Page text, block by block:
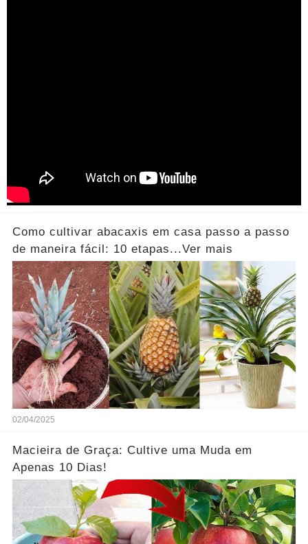
Como cultivar abacaxis em casa passo a passo
de maneira fácil: 10 etapas...Ver mais
02/04/2025
Macieira de Graça: Cultive uma Muda em
Apenas 10 Dias!